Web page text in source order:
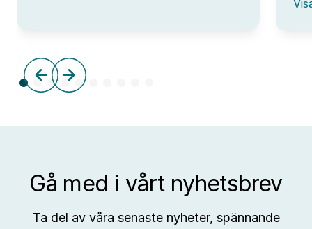
:
Gå med i vårt nyhetsbrev
Ta del av våra senaste nyheter, spännande